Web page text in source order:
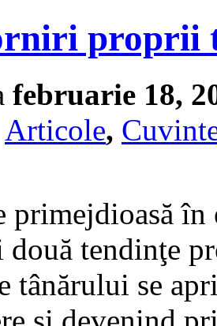
proprii
februarie 18,
Articole,
primejdioasă în
două tendinţe
tânărului se